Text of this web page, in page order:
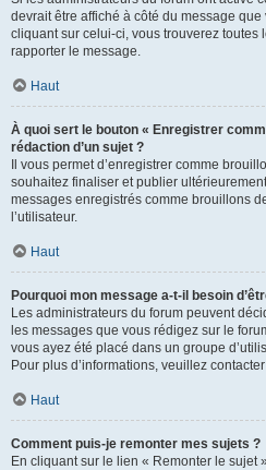
devrait être affiché à côté du message
cliquant sur celui-ci, vous trouverez toutes
rapporter le message.
Haut
À quoi sert le bouton « Enregistrer
rédaction d’un sujet ?
Il vous permet d’enregistrer comme
souhaitez finaliser et publier
messages enregistrés comme brouillons
l’utilisateur.
Haut
Pourquoi mon message a-t-il besoin
Les administrateurs du forum peuvent
les messages que vous rédigez sur le
vous ayez été placé dans un groupe
Pour plus d’informations, veuillez
Haut
Comment puis-je remonter mes sujets ?
En cliquant sur le lien « Remonter le sujet